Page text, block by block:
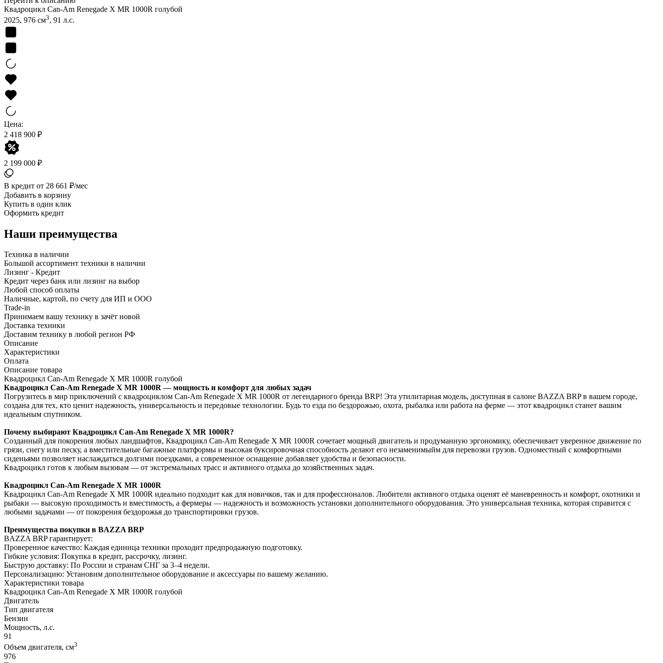
Квадроцикл Can-Am Renegade X MR 1000R голубой
2025, 976 см3, 91 л.с.
Цена:
2 418 900 ₽
2 199 000 ₽
В кредит от 28 661 ₽/мес
Добавить в корзину
Купить в один клик
Оформить кредит
Наши преимущества
Техника в наличии
Большой ассортимент техники в наличии
Лизинг - Кредит
Кредит через банк или лизинг на выбор
Любой способ оплаты
Наличные, картой, по счету для ИП и ООО
Trade-in
Принимаем вашу технику в зачёт новой
Доставка техники
Доставим технику в любой регион РФ
Описание
Характеристики
Оплата
Описание товара
Квадроцикл Can-Am Renegade X MR 1000R голубой
Квадроцикл Can-Am Renegade X MR 1000R — мощность и комфорт для любых задач
Погрузитесь в мир приключений с квадроциклом Can-Am Renegade X MR 1000R от легендарного бренда BRP! Эта утилитарная модель, доступная в салоне BAZZA BRP в вашем городе,
создана для тех, кто ценит надежность, универсальность и передовые технологии. Будь то езда по бездорожью, охота, рыбалка или работа на ферме — этот квадроцикл станет вашим
идеальным спутником.
Почему выбирают Квадроцикл Can-Am Renegade X MR 1000R?
Созданный для покорения любых ландшафтов, Квадроцикл Can-Am Renegade X MR 1000R сочетает мощный двигатель и продуманную эргономику, обеспечивает уверенное движение по
грязи, снегу или песку, а вместительные багажные платформы и высокая буксировочная способность делают его незаменимыйм для перевозки грузов. Одноместный с комфортными
сиденьями позволяет наслаждаться долгими поездками, а современное оснащение добавляет удобства и безопасности.
Квадроцикл готов к любым вызовам — от экстремальных трасс и активного отдыха до хозяйственных задач.
Квадроцикл Can-Am Renegade X MR 1000R
Квадроцикл Can-Am Renegade X MR 1000R идеально подходит как для новичков, так и для профессионалов. Любители активного отдыха оценят её маневренность и комфорт, охотники и
рыбаки — высокую проходимость и вместимость, а фермеры — надежность и возможность установки дополнительного оборудования. Это универсальная техника, которая справится с
любыми задачами — от покорения бездорожья до транспортировки грузов.
Преимущества покупки в BAZZA BRP
BAZZA BRP гарантирует:
Проверенное качество: Каждая единица техники проходит предпродажную подготовку.
Гибкие условия: Покупка в кредит, рассрочку, лизинг.
Быструю доставку: По России и странам СНГ за 3–4 недели.
Персонализацию: Установим дополнительное оборудование и аксессуары по вашему желанию.
Характеристики товара
Квадроцикл Can-Am Renegade X MR 1000R голубой
Двигатель
Тип двигателя
Бензин
Мощность, л.с.
91
Объем двигателя, см3
976